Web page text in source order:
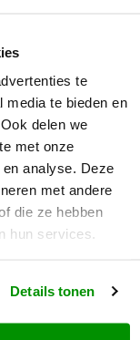
te
media te bieden en
delen we
met onze
analyse. Deze
met andere
die ze hebben
hun services.
Details tonen